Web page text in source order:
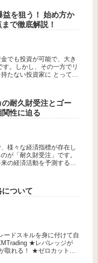
益を狙う！ 始め方か
で徹底解説！
でも投資が可能で、大き
。しかし、その一方でリ
たない投資家に とっては
の耐久財受注とゴー
関性に迫る
様々な経済指標が存在し
が「耐久財受注」です。
の経済活動を予測する上
ついて
★レバレッジが
取れる！ ★ゼロカットシ